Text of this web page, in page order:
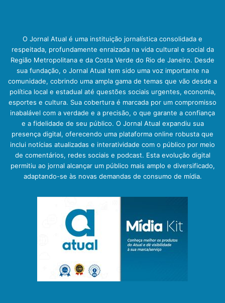
O Jornal Atual é uma instituição jornalística consolidada e
respeitada, profundamente enraizada na vida cultural e social da
Região Metropolitana e da Costa Verde do Rio de Janeiro. Desde
sua fundação, o Jornal Atual tem sido uma voz importante na
comunidade, cobrindo uma ampla gama de temas que vão desde a
política local e estadual até questões sociais urgentes, economia,
esportes e cultura. Sua cobertura é marcada por um compromisso
inabalável com a verdade e a precisão, o que garante a confiança
e a fidelidade de seu público. O Jornal Atual expandiu sua
presença digital, oferecendo uma plataforma online robusta que
inclui notícias atualizadas e interatividade com o público por meio
de comentários, redes sociais e podcast. Esta evolução digital
permitiu ao jornal alcançar um público mais amplo e diversificado,
adaptando-se às novas demandas de consumo de mídia.